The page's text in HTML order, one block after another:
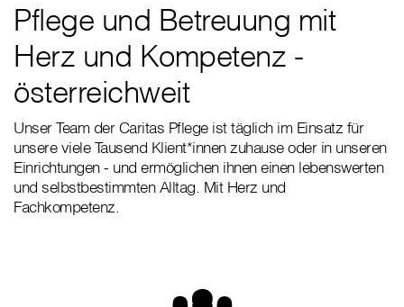
Pflege und Betreuung mit
Herz und Kompetenz -
österreichweit
Unser Team der Caritas Pflege ist täglich im Einsatz für
unsere viele Tausend Klient*innen zuhause oder in unseren
Einrichtungen - und ermöglichen ihnen einen lebenswerten
und selbstbestimmten Alltag. Mit Herz und
Fachkompetenz.